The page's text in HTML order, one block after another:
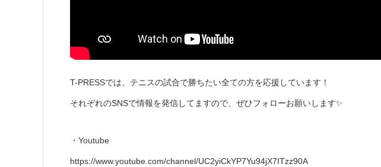
T-PRESSでは、テニスの試合で勝ちたい全ての方を応援しています！
それぞれのSNSで情報を発信してますので、ぜひフォローお願いします✨
・Youtube
https://www.youtube.com/channel/UC2yiCkYP7Yu94jX7ITzz90A